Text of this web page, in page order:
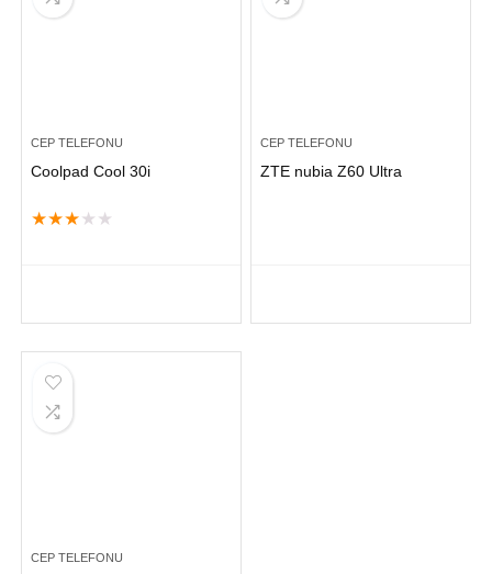
CEP TELEFONU
Coolpad Cool 30i
★★★ ★ ★
CEP TELEFONU
ZTE nubia Z60 Ultra
CEP TELEFONU